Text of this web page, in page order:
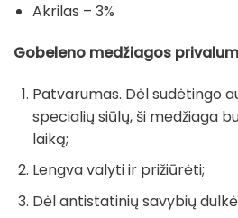
Akrilas – 3%
Gobeleno medžiagos
Patvarumas. Dėl sudėtingo
specialių siūlų, ši medžiaga
laiką;
Lengva valyti ir prižiūrėti;
Dėl antistatinių savybių